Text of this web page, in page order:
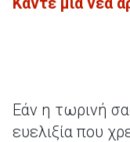
Εάν η τωρινή
ευελιξία που